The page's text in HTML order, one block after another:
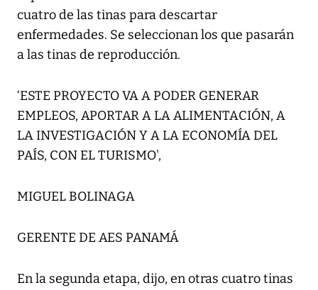
cuatro de las tinas para descartar
enfermedades. Se seleccionan los que pasarán
a las tinas de reproducción.
‘ESTE PROYECTO VA A PODER GENERAR
EMPLEOS, APORTAR A LA ALIMENTACIÓN, A
LA INVESTIGACIÓN Y A LA ECONOMÍA DEL
PAÍS, CON EL TURISMO',
MIGUEL BOLINAGA
GERENTE DE AES PANAMÁ
En la segunda etapa, dijo, en otras cuatro tinas